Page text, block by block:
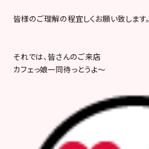
皆様のご理解の程宜しくお願い致します。
それでは、皆さんのご来店
カフェっ娘一同待っとうよ～